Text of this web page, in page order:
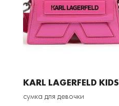
KARL LAGERFELD KIDS
сумка для девочки